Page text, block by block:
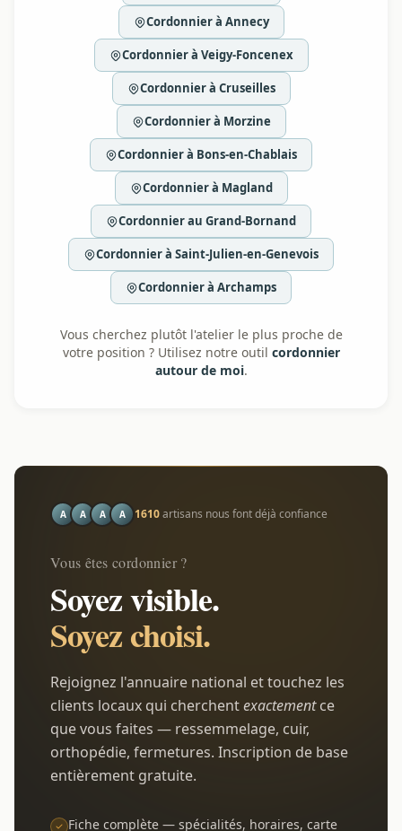
Cordonnier à Annecy
Cordonnier à Veigy-Foncenex
Cordonnier à Cruseilles
Cordonnier à Morzine
Cordonnier à Bons-en-Chablais
Cordonnier à Magland
Cordonnier au Grand-Bornand
Cordonnier à Saint-Julien-en-Genevois
Cordonnier à Archamps
Vous cherchez plutôt l'atelier le plus proche de
votre position ? Utilisez notre outil cordonnier
autour de moi.
A A A A 1610artisans nous font déjà confiance
Vous êtes cordonnier ?
Soyez visible.
Soyez choisi.
Rejoignez l'annuaire national et touchez les
clients locaux qui cherchentexactementce
que vous faites — ressemmelage, cuir,
orthopédie, fermetures. Inscription de base
entièrement gratuite.
Fiche complète — spécialités, horaires, carte